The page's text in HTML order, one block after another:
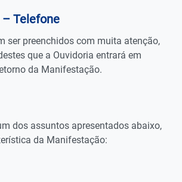
Telefone
ser preenchidos com muita atenção,
que a Ouvidoria entrará em
da Manifestação.
dos assuntos apresentados abaixo,
da Manifestação: